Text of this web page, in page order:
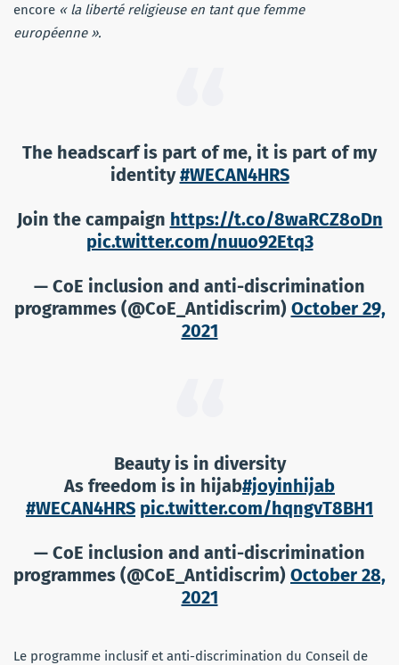
encore « la liberté religieuse en tant que femme
européenne ».
The headscarf is part of me, it is part of my
identity#WECAN4HRS
Join the campaign https://t.co/8waRCZ8oDn
pic.twitter.com/nuuo92Etq3
— CoE inclusion and anti-discrimination
programmes (@CoE_Antidiscrim) October 29,
2021
Beauty is in diversity
As freedom is in hijab#joyinhijab
#WECAN4HRS pic.twitter.com/hqngvT8BH1
— CoE inclusion and anti-discrimination
programmes (@CoE_Antidiscrim) October 28,
2021
Le programme inclusif et anti-discrimination du Conseil de